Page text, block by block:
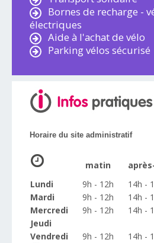
Bornes de recharge -
électriques
Aide à l'achat de vélo
Parking vélos sécurisé
Horaire du site administratif
matin
Lundi
9h - 12h
14h -
Mardi
9h - 12h
14h -
Mercredi
9h - 12h
14h -
Jeudi
Vendredi
9h - 12h 14h -